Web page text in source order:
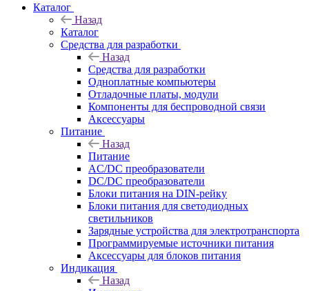
Каталог
Назад
Каталог
Средства для разработки
Назад
Средства для разработки
Одноплатные компьютеры
Отладочные платы, модули
Компоненты для беспроводной связи
Аксессуары
Питание
Назад
Питание
AC/DC преобразователи
DC/DC преобразователи
Блоки питания на DIN-рейку
Блоки питания для светодиодных
светильников
Зарядные устройства для электротранспорта
Программируемые источники питания
Аксессуары для блоков питания
Индикация
Назад